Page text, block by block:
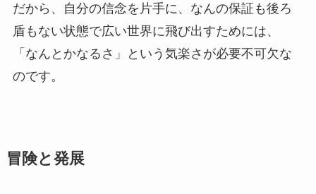
だから、自分の信念を片手に、なんの保証も後ろ
盾もない状態で広い世界に飛び出すためには、
「なんとかなるさ」という気楽さが必要不可欠な
のです。
冒険と発展